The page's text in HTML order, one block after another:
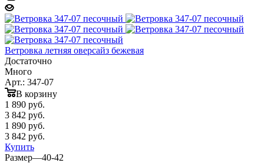
Ветровка летняя оверсайз бежевая
Достаточно
Много
Арт.: 347-07
В корзину
1 890 руб.
3 842 руб.
1 890 руб.
3 842 руб.
Купить
Размер—40-42